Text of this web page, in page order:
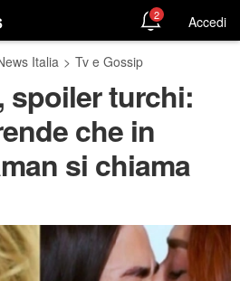
2 Accedi
Italia > Tv e Gossip
spoiler turchi:
che in
si chiama